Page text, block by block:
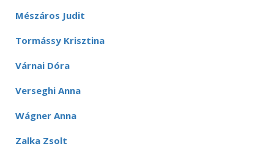
Mészáros Judit
Tormássy Krisztina
Várnai Dóra
Verseghi Anna
Wágner Anna
Zalka Zsolt